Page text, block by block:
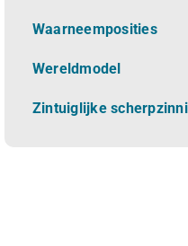
Waarneemposities
Wereldmodel
Zintuiglijke